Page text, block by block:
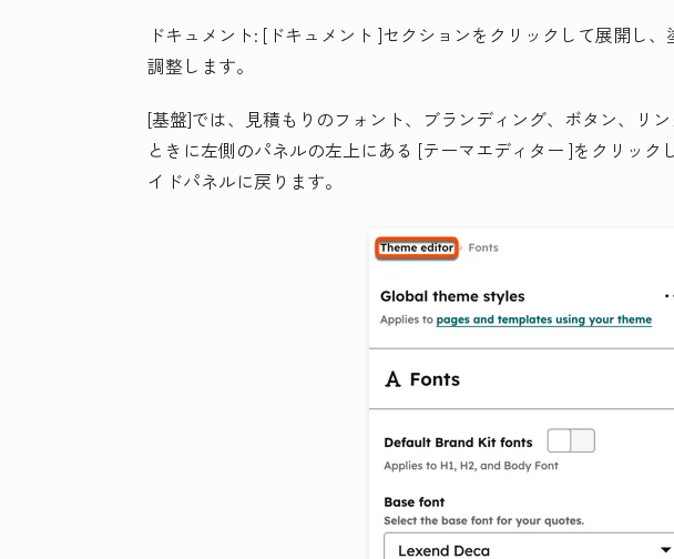
ドキュメント: [ ドキュメント ]セクションをクリックして展開し
調整します。
[基盤]では、見積もりのフォント、ブランディング、ボタン、リ
ときに左側のパネルの左上にある [テーマエディター ]をクリック
イドパネルに戻ります。